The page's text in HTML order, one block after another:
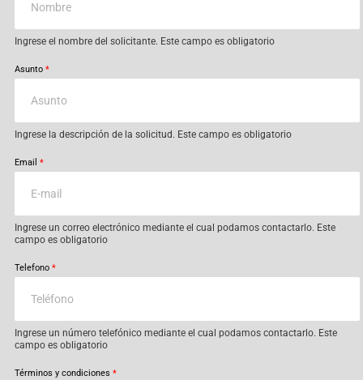
Ingrese el nombre del solicitante. Este campo es obligatorio
Asunto *
Ingrese la descripción de la solicitud. Este campo es obligatorio
Email *
Ingrese un correo electrónico mediante el cual podamos contactarlo. Este
campo es obligatorio
Telefono *
Ingrese un número telefónico mediante el cual podamos contactarlo. Este
campo es obligatorio
Términos y condiciones *